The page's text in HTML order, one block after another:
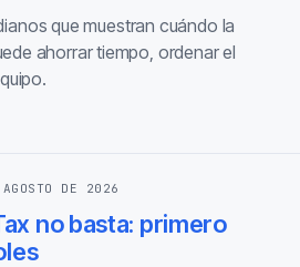
que muestran cuándo la
ahorrar tiempo, ordenar el
DE 2026
no basta: primero